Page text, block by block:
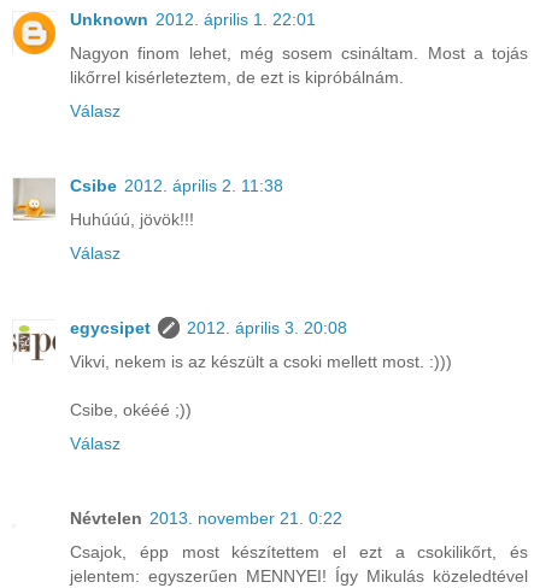
Unknown 2012. április 1. 22:01
Nagyon finom lehet, még sosem csináltam. Most a tojás
likőrrel kisérleteztem, de ezt is kipróbálnám.
Válasz
Csibe 2012. április 2. 11:38
Huhúúú, jövök!!!
Válasz
egycsipet
2012. április 3. 20:08
Vikvi, nekem is az készült a csoki mellett most. :)))
Csibe, okééé ;))
Válasz
Névtelen 2013. november 21. 0:22
Csajok, épp most készítettem el ezt a csokilikőrt, és
jelentem: egyszerűen MENNYEI! Így Mikulás közeledtével